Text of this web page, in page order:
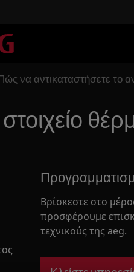
να αντικαταστήσετε το
Βρίσκεστε στο
προσφέρουμε
τεχνικούς της aeg.